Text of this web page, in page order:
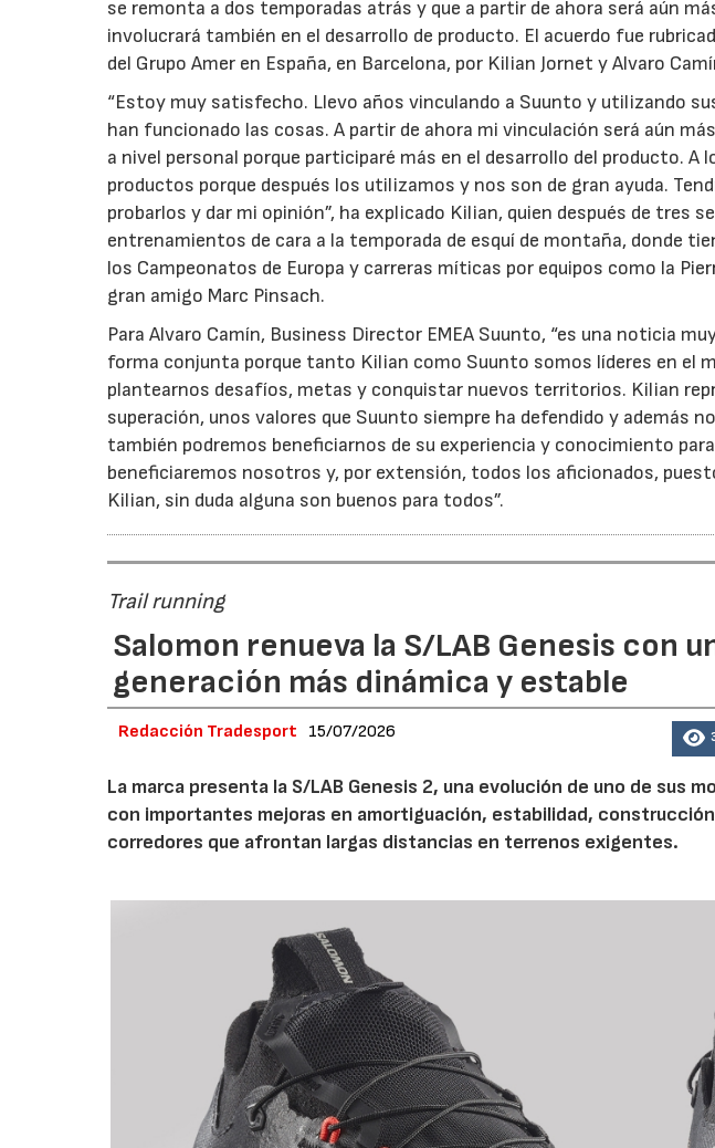
se remonta a dos temporadas atrás y que a partir de ahora será aún
involucrará también en el desarrollo de producto. El acuerdo fue
del Grupo Amer en España, en Barcelona, por Kilian Jornet y Alvaro
“Estoy muy satisfecho. Llevo años vinculando a Suunto y utilizando
han funcionado las cosas. A partir de ahora mi vinculación será aún
a nivel personal porque participaré más en el desarrollo del producto. A
productos porque después los utilizamos y nos son de gran ayuda.
probarlos y dar mi opinión”, ha explicado Kilian, quien después de tres
entrenamientos de cara a la temporada de esquí de montaña, donde
los Campeonatos de Europa y carreras míticas por equipos como la
gran amigo Marc Pinsach.
Para Alvaro Camín, Business Director EMEA Suunto, “es una noticia
forma conjunta porque tanto Kilian como Suunto somos líderes en el
plantearnos desafíos, metas y conquistar nuevos territorios. Kilian
superación, unos valores que Suunto siempre ha defendido y además
también podremos beneficiarnos de su experiencia y conocimiento
beneficiaremos nosotros y, por extensión, todos los aficionados,
Kilian, sin duda alguna son buenos para todos”.
Trail running
Salomon renueva la S/LAB Genesis con
generación más dinámica y estable
Redacción Tradesport 15/07/2026
La marca presenta la S/LAB Genesis 2, una evolución de uno de sus
con importantes mejoras en amortiguación, estabilidad,
corredores que afrontan largas distancias en terrenos exigentes.